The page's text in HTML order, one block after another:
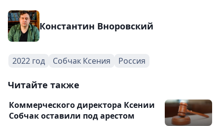
Константин Вноровский
2022 год Собчак Ксения Россия
Читайте также
Коммерческого директора Ксении
Собчак оставили под арестом